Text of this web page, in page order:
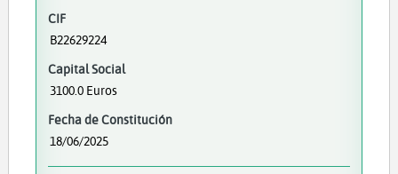
CIF
B22629224
Capital Social
3100.0 Euros
Fecha de Constitución
18/06/2025